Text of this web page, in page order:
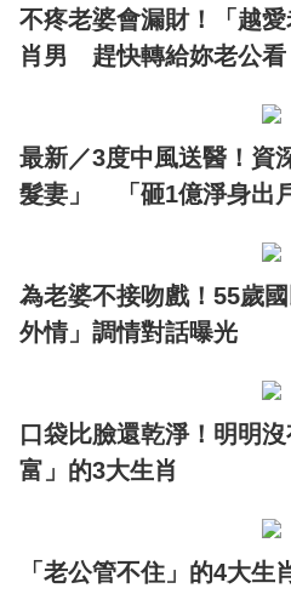
不疼老婆會漏財！「越
肖男 趕快轉給妳老公看
最新／3度中風送醫！資
髮妻」 「砸1億淨身出
為老婆不接吻戲！55歲
外情」調情對話曝光
口袋比臉還乾淨！明明
富」的3大生肖
「老公管不住」的4大